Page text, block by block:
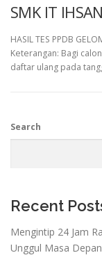
SMK IT
HASIL TES PPDB
Keterangan: Bagi
daftar ulang pada
Search
Recent
Mengintip 24 Jam
Unggul Masa